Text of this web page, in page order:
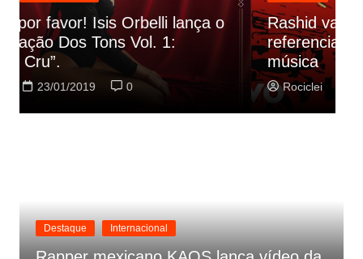
Rashid vai buscar nos HQs as
referencias do clipe de sua nova
música
Rociclei 22/01/2019
Destaque Internacional